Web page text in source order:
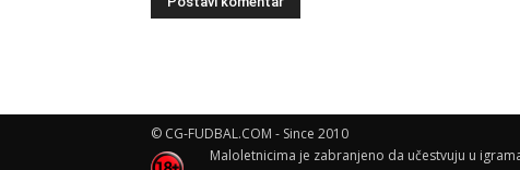
© CG-FUDBAL.COM - Since 2010
Maloletnicima je zabranjeno da učestvuju u